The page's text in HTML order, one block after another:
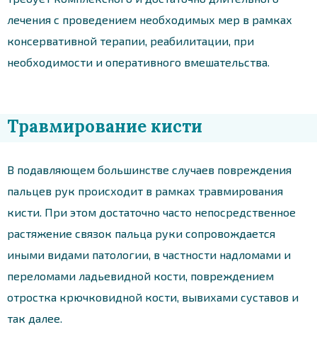
лечения с проведением необходимых мер в рамках
консервативной терапии, реабилитации, при
необходимости и оперативного вмешательства.
Травмирование кисти
В подавляющем большинстве случаев повреждения
пальцев рук происходит в рамках травмирования
кисти. При этом достаточно часто непосредственное
растяжение связок пальца руки сопровождается
иными видами патологии, в частности надломами и
переломами ладьевидной кости, повреждением
отростка крючковидной кости, вывихами суставов и
так далее.